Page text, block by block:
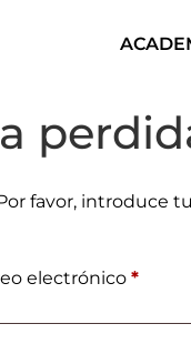
favor, introduce
electrónico *